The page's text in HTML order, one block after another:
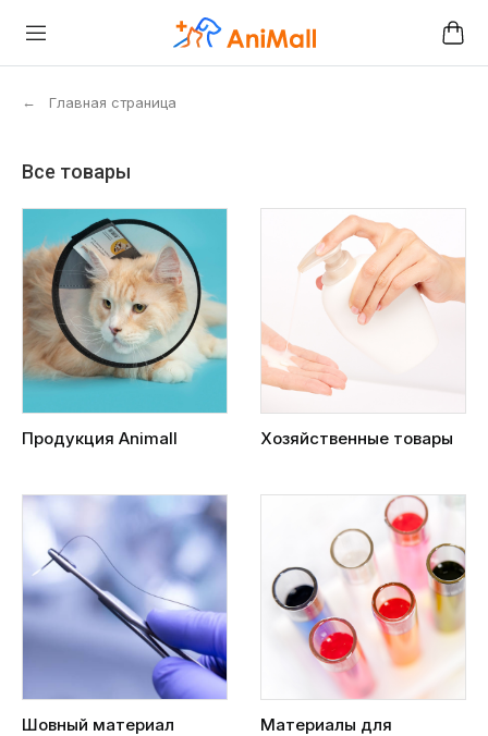
← Главная страница
Все товары
Продукция Animall Хозяйственные товары
Шовный материал
Материалы для